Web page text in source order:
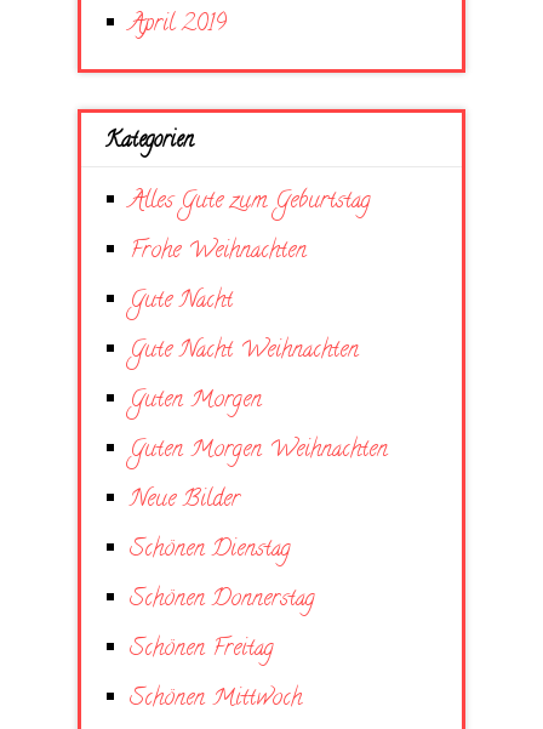
April 2019
Kategorien
Alles Gute zum Geburtstag
Frohe Weihnachten
Gute Nacht
Gute Nacht Weihnachten
Guten Morgen
Guten Morgen Weihnachten
Neue Bilder
Schönen Dienstag
Schönen Donnerstag
Schönen Freitag
Schönen Mittwoch